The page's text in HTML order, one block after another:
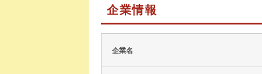
企業情報
企業名